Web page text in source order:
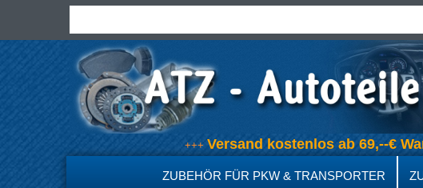
+++Versand kostenlos ab 69,--€
ZUBEHÖR FÜR PKW & TRANSPORTER